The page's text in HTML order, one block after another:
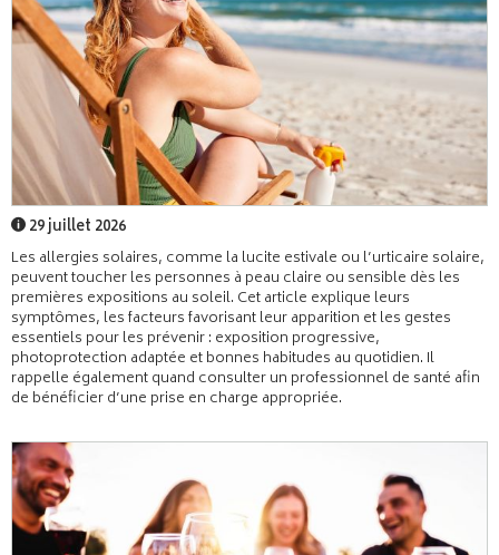
29 juillet 2026
Les allergies solaires, comme la lucite estivale ou l’urticaire solaire,
peuvent toucher les personnes à peau claire ou sensible dès les
premières expositions au soleil. Cet article explique leurs
symptômes, les facteurs favorisant leur apparition et les gestes
essentiels pour les prévenir : exposition progressive,
photoprotection adaptée et bonnes habitudes au quotidien. Il
rappelle également quand consulter un professionnel de santé afin
de bénéficier d’une prise en charge appropriée.